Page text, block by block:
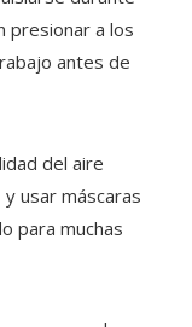
presionar a los
antes de
del aire
usar máscaras
para muchas